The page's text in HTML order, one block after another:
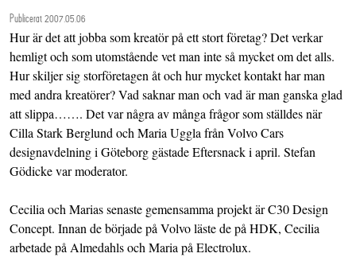
Publicerat 2007.05.06
Hur är det att jobba som kreatör på ett stort företag? Det verkar
hemligt och som utomstående vet man inte så mycket om det alls.
Hur skiljer sig storföretagen åt och hur mycket kontakt har man
med andra kreatörer? Vad saknar man och vad är man ganska glad
att slippa……. Det var några av många frågor som ställdes när
Cilla Stark Berglund och Maria Uggla från Volvo Cars
designavdelning i Göteborg gästade Eftersnack i april. Stefan
Gödicke var moderator.
Cecilia och Marias senaste gemensamma projekt är C30 Design
Concept. Innan de började på Volvo läste de på HDK, Cecilia
arbetade på Almedahls och Maria på Electrolux.